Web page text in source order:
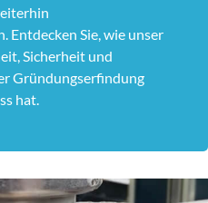
Entdecken Sie, wie unser
Sicherheit und
Gründungserfindung
hat.